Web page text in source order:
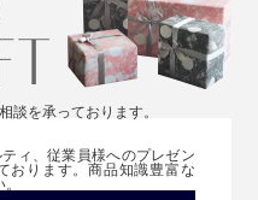
談を承っております。
ィ、従業員様へのプレゼン
おります。商品知識豊富な
。